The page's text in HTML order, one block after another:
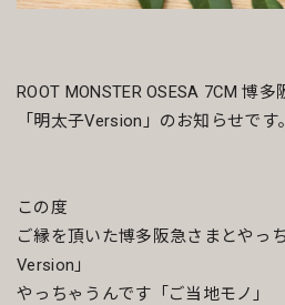
ROOT MONSTER OSESA 7CM 博
「明太子Version」のお知らせです。
この度
ご縁を頂いた博多阪急さまとやっ
Version」
やっちゃうんです「ご当地モノ」